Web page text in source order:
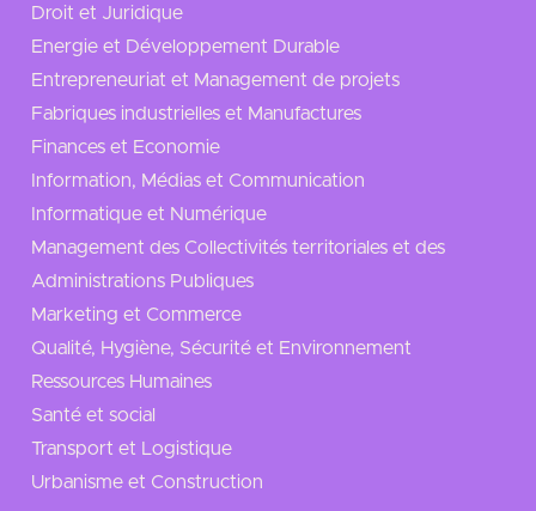
Droit et Juridique
Energie et Développement Durable
Entrepreneuriat et Management de projets
Fabriques industrielles et Manufactures
Finances et Economie
Information, Médias et Communication
Informatique et Numérique
Management des Collectivités territoriales et des
Administrations Publiques
Marketing et Commerce
Qualité, Hygiène, Sécurité et Environnement
Ressources Humaines
Santé et social
Transport et Logistique
Urbanisme et Construction